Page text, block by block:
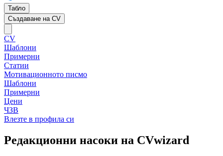
Табло
Създаване на CV
CV
Шаблони
Примерни
Статии
Мотивационното писмо
Шаблони
Примерни
Цени
ЧЗВ
Влезте в профила си
Редакционни насоки на CVwizard